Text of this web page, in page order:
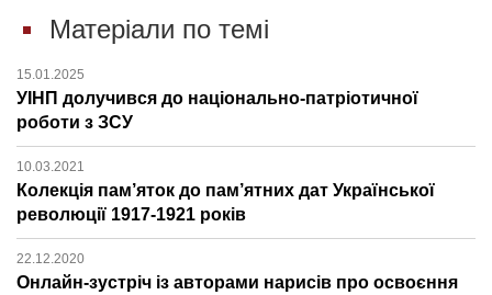
Матеріали по темі
15.01.2025
УІНП долучився до національно-патріотичної
роботи з ЗСУ
10.03.2021
Колекція пам’яток до пам’ятних дат Української
революції 1917-1921 років
22.12.2020
Онлайн-зустріч із авторами нарисів про освоєння